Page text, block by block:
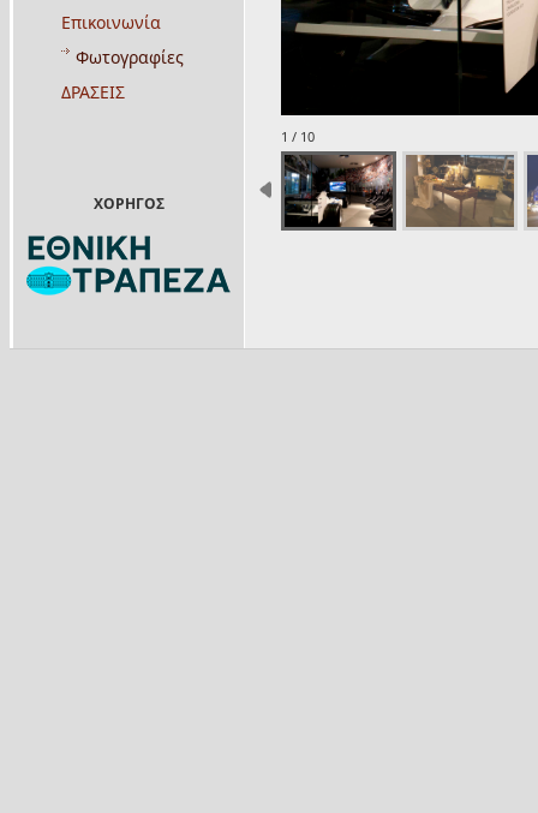
Επικοινωνία
Φωτογραφίες
ΔΡΑΣΕΙΣ
1 / 10
ΧΟΡΗΓΟΣ